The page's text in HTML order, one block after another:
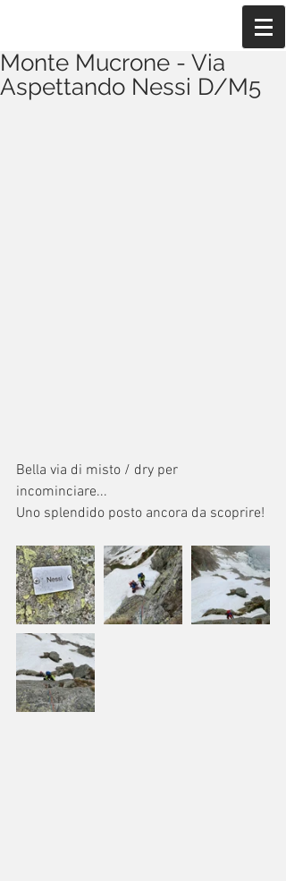
Monte Mucrone - Via
Aspettando Nessi D/M5
Bella via di misto / dry per
incominciare...
Uno splendido posto ancora da scoprire!